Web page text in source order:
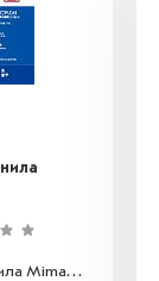
Mimaki -